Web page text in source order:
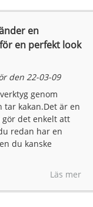
en
en perfekt look
den 22-03-09
genom
tar kakan.Det är en
det enkelt att
redan har en
du kanske
Läs mer